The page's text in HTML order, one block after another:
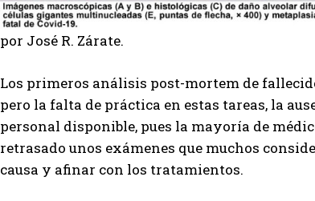
por José R. Zárate.
Los primeros análisis post-mortem de
pero la falta de práctica en estas tareas, la
personal disponible, pues la mayoría de
retrasado unos exámenes que muchos
causa y afinar con los tratamientos.